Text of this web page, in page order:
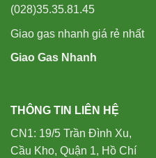
(028)35.35.81.45
Giao gas nhanh giá rẻ nhất
Giao Gas Nhanh
THÔNG TIN LIÊN HỆ
CN1: 19/5 Trần Đình Xu,
Cầu Kho, Quận 1, Hồ Chí